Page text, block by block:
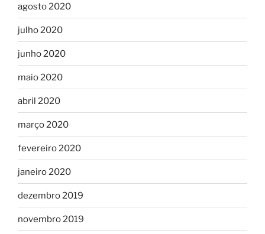
agosto 2020
julho 2020
junho 2020
maio 2020
abril 2020
março 2020
fevereiro 2020
janeiro 2020
dezembro 2019
novembro 2019